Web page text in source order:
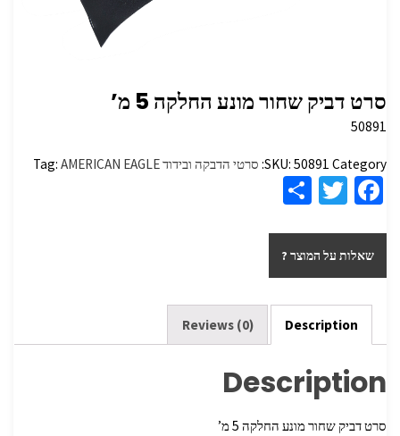
סרט דביק שחור מונע החלקה 5 מ’
50891
SKU: 50891 Category: סרטי הדבקה ובידוד Tag: AMERICAN EAGLE
Fa
b
o
o
k
T
tt
er
ar
e
שאלות על המוצר ?
Description
Reviews (0)
Description
סרט דביק שחור מונע החלקה 5 מ’